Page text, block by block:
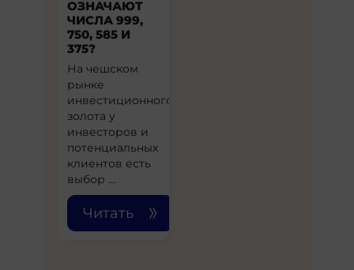
ОЗНАЧАЮТ
ЧИСЛА 999,
750, 585 И
375?
На чешском
рынке
инвестиционного
золота у
инвесторов и
потенциальных
клиентов есть
выбор …
Читать